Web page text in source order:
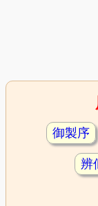
御製序
辨